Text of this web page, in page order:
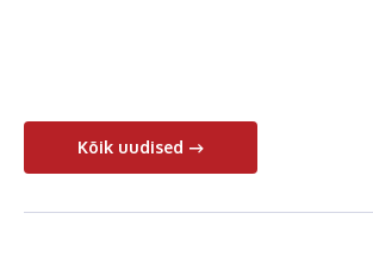
Kõik uudised